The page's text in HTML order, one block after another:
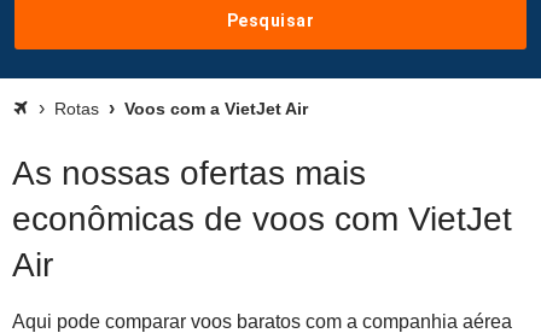
Pesquisar
Rotas Voos com a VietJet Air
As nossas ofertas mais
econômicas de voos com VietJet
Air
Aqui pode comparar voos baratos com a companhia aérea